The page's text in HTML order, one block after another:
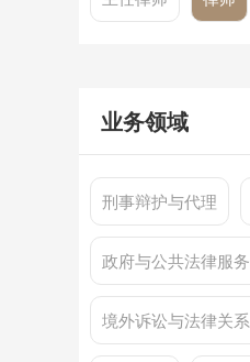
业务领域
刑事辩护与代理
政府与公共法律服务
境外诉讼与法律关